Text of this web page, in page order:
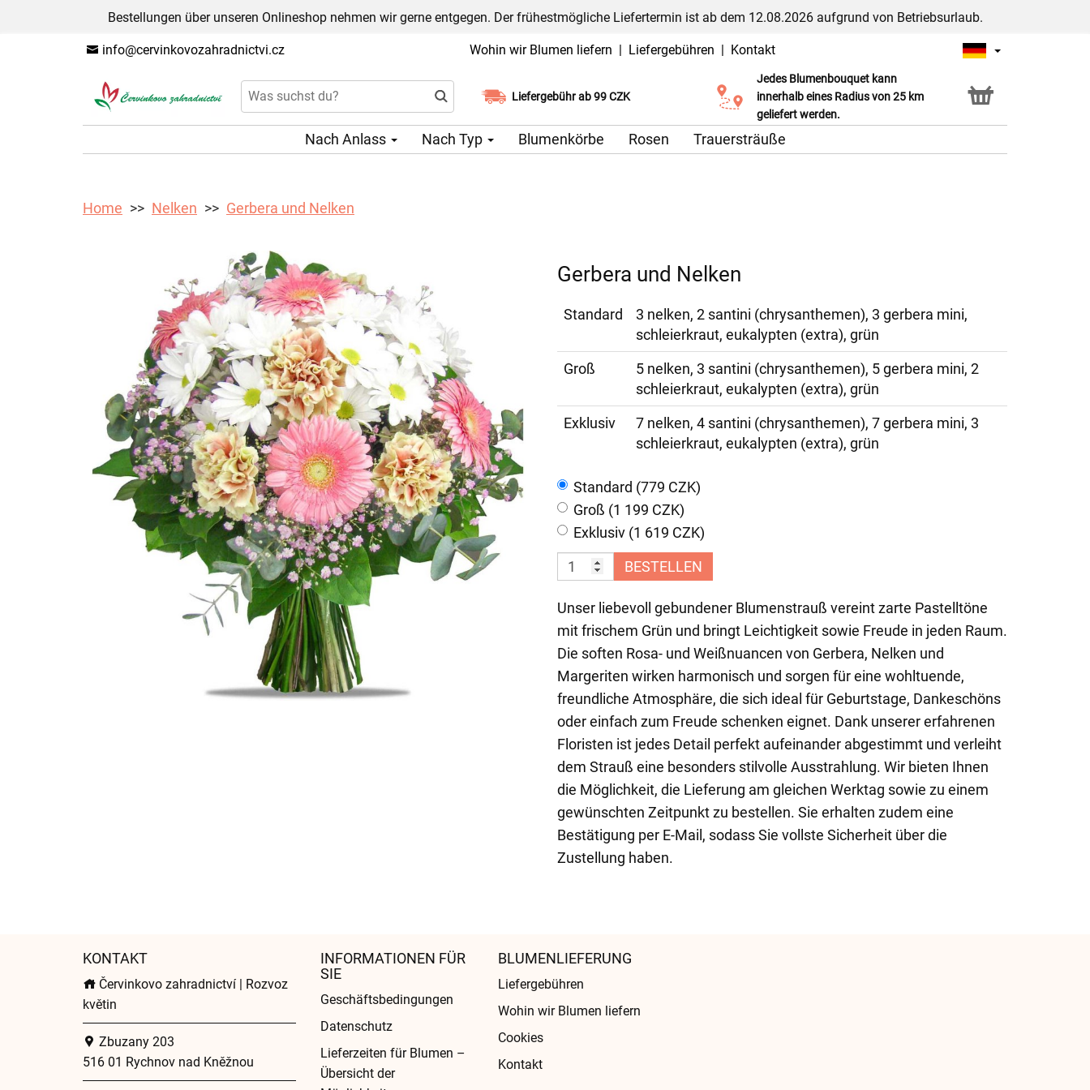
Bestellungen über unseren Onlineshop nehmen wir gerne entgegen. Der frühestmögliche Liefertermin ist ab dem 12.08.2026 aufgrund von Betriebsurlaub.
info@cervinkovozahradnictvi.cz Wohin wir Blumen liefern | Liefergebühren | Kontakt
Liefergebühr ab 99 CZK
Wählen Sie Ihr Lieferdatum
Jedes Blumenbouquet kann
innerhalb eines Radius von 25 km
geliefert werden.
Click & Collect Service
Nach Anlass Nach Typ Blumenkörbe Rosen Trauersträuße
Home Nelken Gerbera und Nelken
Gerbera und Nelken
Standard
3 nelken, 2 santini (chrysanthemen), 3 gerbera mini,
schleierkraut, eukalypten (extra), grün
Groß
5 nelken, 3 santini (chrysanthemen), 5 gerbera mini, 2
schleierkraut, eukalypten (extra), grün
Exklusiv
7 nelken, 4 santini (chrysanthemen), 7 gerbera mini, 3
schleierkraut, eukalypten (extra), grün
Standard (779 CZK)
Groß (1 199 CZK)
Exklusiv (1 619 CZK)
BESTELLEN
Unser liebevoll gebundener Blumenstrauß vereint zarte Pastelltöne
mit frischem Grün und bringt Leichtigkeit sowie Freude in jeden Raum.
Die soften Rosa- und Weißnuancen von Gerbera, Nelken und
Margeriten wirken harmonisch und sorgen für eine wohltuende,
freundliche Atmosphäre, die sich ideal für Geburtstage, Dankeschöns
oder einfach zum Freude schenken eignet. Dank unserer erfahrenen
Floristen ist jedes Detail perfekt aufeinander abgestimmt und verleiht
dem Strauß eine besonders stilvolle Ausstrahlung. Wir bieten Ihnen
die Möglichkeit, die Lieferung am gleichen Werktag sowie zu einem
gewünschten Zeitpunkt zu bestellen. Sie erhalten zudem eine
Bestätigung per E-Mail, sodass Sie vollste Sicherheit über die
Zustellung haben.
KONTAKT
Červinkovo zahradnictví | Rozvoz
květin
Zbuzany 203
516 01 Rychnov nad Kněžnou
INFORMATIONEN FÜR
SIE
Geschäftsbedingungen
Datenschutz
Lieferzeiten für Blumen –
Übersicht der
BLUMENLIEFERUNG
Liefergebühren
Wohin wir Blumen liefern
Cookies
Kontakt